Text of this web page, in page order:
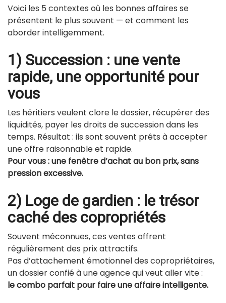
Voici les 5 contextes où les bonnes affaires se
présentent le plus souvent — et comment les
aborder intelligemment.
1) Succession : une vente
rapide, une opportunité pour
vous
Les héritiers veulent clore le dossier, récupérer des
liquidités, payer les droits de succession dans les
temps. Résultat : ils sont souvent prêts à accepter
une offre raisonnable et rapide.
Pour vous : une fenêtre d’achat au bon prix, sans
pression excessive.
2) Loge de gardien : le trésor
caché des copropriétés
Souvent méconnues, ces ventes offrent
régulièrement des prix attractifs.
Pas d’attachement émotionnel des copropriétaires,
un dossier confié à une agence qui veut aller vite :
le combo parfait pour faire une affaire intelligente.